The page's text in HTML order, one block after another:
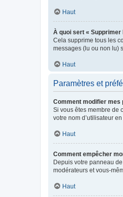
Haut
À quoi sert «
Cela supprime tous les
messages (lu ou non lu)
Haut
Paramètres et
Comment modifier mes
Si vous êtes membre de
votre nom d’utilisateur
Haut
Comment empêcher
Depuis votre panneau
modérateurs et vous-
Haut